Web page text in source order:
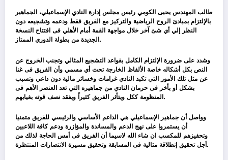
طالب المهندس يحيى الكومي رئيس مجلس إدارة النادي الإسماعيلي، الجماهير
بالإلتزام بمبادئ الروح الرياضية والتركيز مع الفريق فقط ودعمه وتشجيعه دون
النظر إلي أي شئ آخر خلال مواجهة القمة أمام الأهلي فى افتتاح النسخة
الجديدة من بطولة الدوري الممتاز.
وشدد على ضرورة الإلتزام الكامل بقواعد التشجيع المثالي وتجنب الخروج عن
النص بكل أشكاله خاصة الألفاظ الخارجة تحت أي مسمي وأن الفريق فى غنا
عن مثل تلك الأمور التي تكبد النادي غرامات وخسائر مالية دون داعي وتسبب
بشكل أو بأخر فى حرمان النادي من جماهيره التي تعد العنصر الأهم فى
المنظومة ككل ويتأثر الفريق كثيراً ويفقد نصف قوته بغيابهم.
وواصل أن جماهير الإسماعيلي هي الداعم الأساسي والرئيسي للفريق متمنيا
أن يستمروا على نهج الدعم والمساندة والمؤازرة ودعم كافة اللاعبين
وتحفيزهم للمكسب ان شاء الله لاسيما أن الفريق فى أمس الحاجة لذلك من
أجل تحقيق إنطلاقة مثالية فى المسابقة وتحقيق مسيرة الانتصارات المنتظرة.